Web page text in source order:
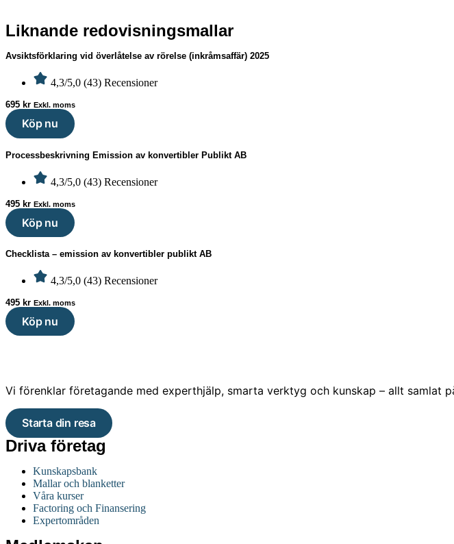
Liknande redovisningsmallar
Avsiktsförklaring vid överlåtelse av rörelse (inkråmsaffär) 2025
4,3/5,0 (43) Recensioner
695 kr Exkl. moms
Köp nu
Processbeskrivning Emission av konvertibler Publikt AB
4,3/5,0 (43) Recensioner
495 kr Exkl. moms
Köp nu
Checklista – emission av konvertibler publikt AB
4,3/5,0 (43) Recensioner
495 kr Exkl. moms
Köp nu
Vi förenklar företagande med experthjälp, smarta verktyg och kunskap – allt samlat
Starta din resa
Driva företag
Kunskapsbank
Mallar och blanketter
Våra kurser
Factoring och Finansering
Expertområden